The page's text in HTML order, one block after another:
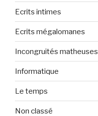
Ecrits intimes
Ecrits mégalomanes
Incongruités matheuses
Informatique
Le temps
Non classé